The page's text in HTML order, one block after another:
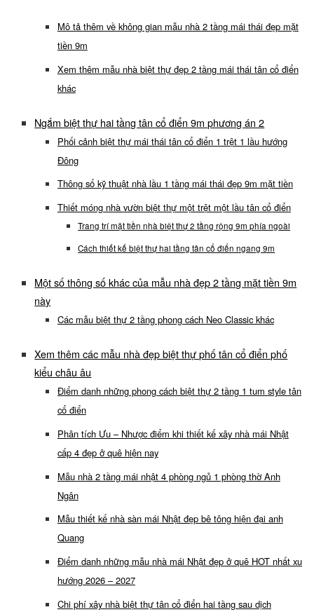
Mô tả thêm về không gian mẫu nhà 2 tầng mái thái đẹp mặt
tiền 9m
Xem thêm mẫu nhà biệt thự đẹp 2 tầng mái thái tân cổ điển
khác
Ngắm biệt thự hai tầng tân cổ điển 9m phương án 2
Phối cảnh biệt thự mái thái tân cổ điển 1 trệt 1 lầu hướng
Đông
Thông số kỹ thuật nhà lầu 1 tầng mái thái đẹp 9m mặt tiền
Thiết móng nhà vườn biệt thự một trệt một lầu tân cổ điển
Trang trí mặt tiền nhà biệt thự 2 tầng rộng 9m phía ngoài
Cách thiết kế biệt thự hai tầng tân cổ điển ngang 9m
Một số thông số khác của mẫu nhà đẹp 2 tầng mặt tiền 9m
này
Các mẫu biệt thự 2 tầng phong cách Neo Classic khác
Xem thêm các mẫu nhà đẹp biệt thự phố tân cổ điển phố
kiểu châu âu
Điểm danh những phong cách biệt thự 2 tầng 1 tum style tân
cổ điển
Phân tích Ưu – Nhược điểm khi thiết kế xây nhà mái Nhật
cấp 4 đẹp ở quê hiện nay
Mẫu nhà 2 tầng mái nhật 4 phòng ngủ 1 phòng thờ Anh
Ngân
Mẫu thiết kế nhà sàn mái Nhật đẹp bê tông hiện đại anh
Quang
Điểm danh những mẫu nhà mái Nhật đẹp ở quê HOT nhất xu
hướng 2026 – 2027
Chi phí xây nhà biệt thự tân cổ điển hai tầng sau dịch